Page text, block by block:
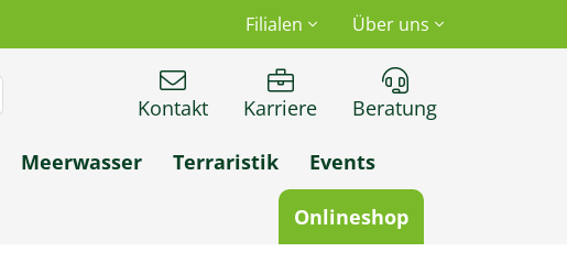
Filialen Über uns
Kontakt Karriere Beratung
Meerwasser Terraristik Events
Onlineshop